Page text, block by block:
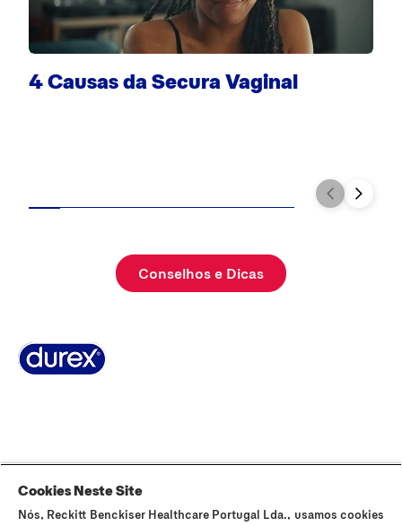
4 Causas da Secura Vaginal
Conselhos e Dicas
Cookies Neste Site
Nós, Reckitt Benckiser Healthcare Portugal Lda., usamos cookies